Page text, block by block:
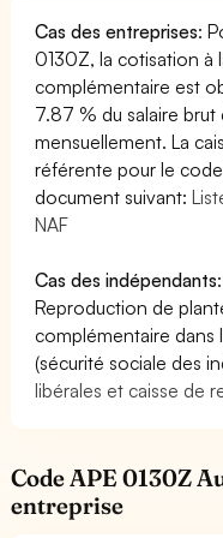
Cas des entreprises:
0130Z, la cotisation à
complémentaire est
7.87 % du salaire brut
mensuellement. La
référente pour le
document suivant:
NAF
Cas des indépendants
Reproduction de
complémentaire dans
(sécurité sociale des
libérales et caisse de
Code APE 0130Z
entreprise